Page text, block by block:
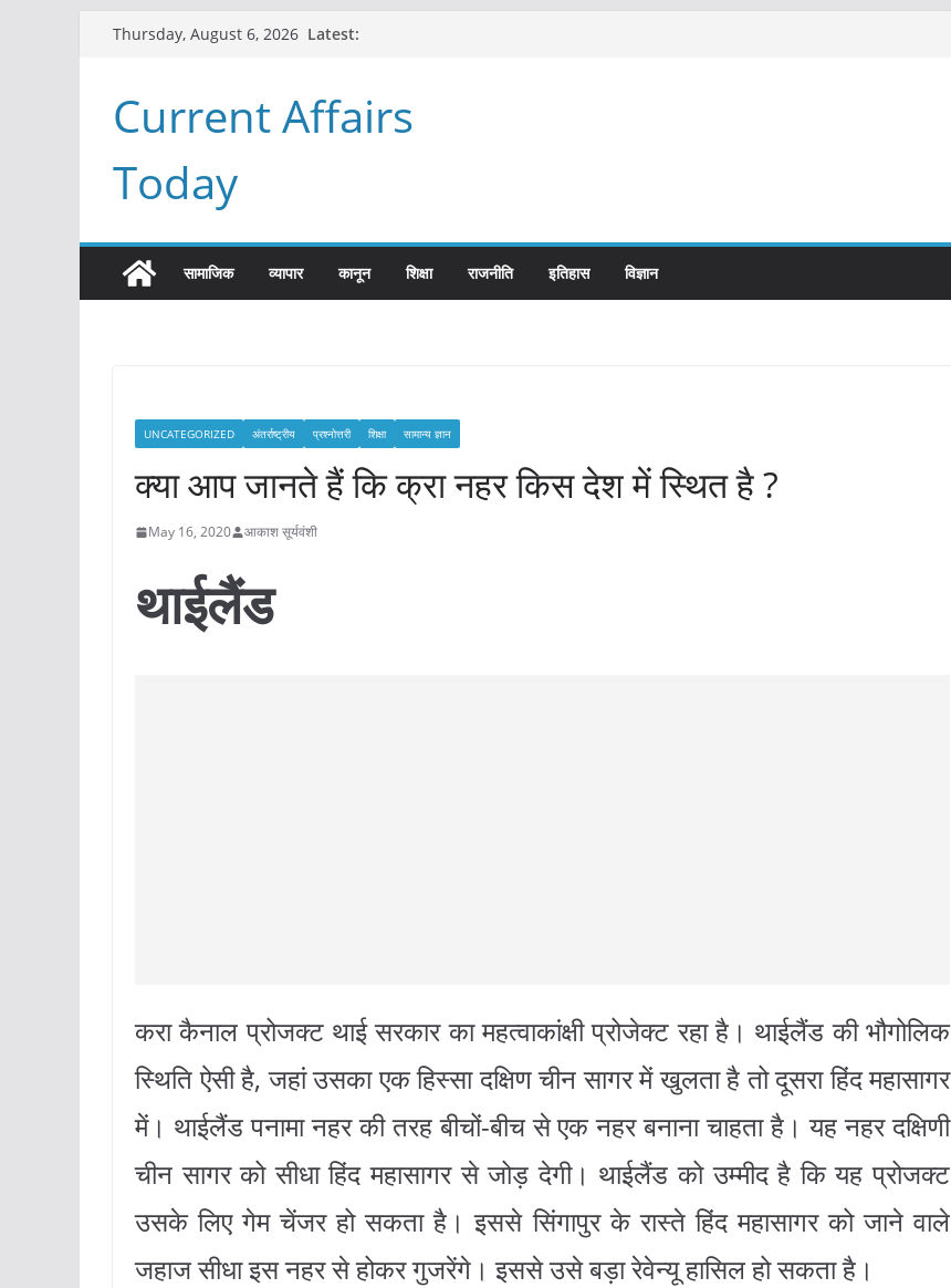
Thursday, August 6, 2026 Latest:
Current Affairs
Today
सामाजिक व्यापार कानून शिक्षा राजनीति इतिहास विज्ञान
UNCATEGORIZED अंतर्राष्ट्रीय प्रश्नोत्तरी शिक्षा सामान्य ज्ञान
क्या आप जानते हैं कि क्रा नहर किस देश में स्थित है ?
May 16, 2020 आकाश सूर्यवंशी
थाईलैंड
करा कैनाल प्रोजक्‍ट थाई सरकार का महत्‍वाकांक्षी प्रोजेक्‍ट रहा है। थाईलैंड की भौगोलिक
स्थिति ऐसी है, जहां उसका एक हिस्‍सा दक्षिण चीन सागर में खुलता है तो दूसरा हिंद महासागर
में। थाईलैंड पनामा नहर की तरह बीचों-बीच से एक नहर बनाना चाहता है। यह नहर दक्षिणी
चीन सागर को सीधा हिंद महासागर से जोड़ देगी। थाईलैंड को उम्‍मीद है कि यह प्रोजक्‍ट
उसके लिए गेम चेंजर हो सकता है। इससे सिंगापुर के रास्‍ते हिंद महासागर को जाने वाले
जहाज सीधा इस नहर से होकर गुजरेंगे। इससे उसे बड़ा रेवेन्‍यू हा‍सिल हो सकता है।